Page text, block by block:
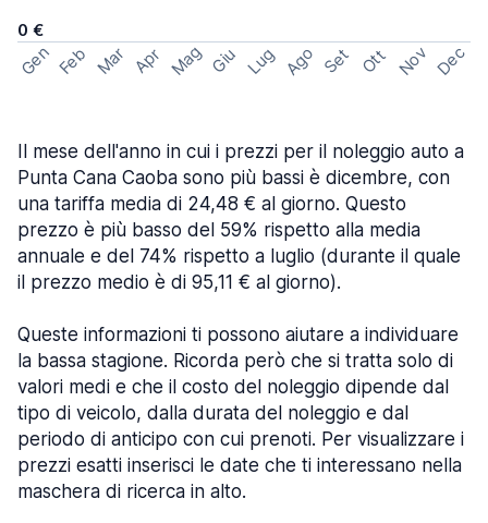
0 €
Gen Feb Mar Apr Mag Giu Lug Ago Set Ott Nov Dec
Il mese dell'anno in cui i prezzi per il noleggio auto a
Punta Cana Caoba sono più bassi è dicembre, con
una tariffa media di 24,48 € al giorno. Questo
prezzo è più basso del 59% rispetto alla media
annuale e del 74% rispetto a luglio (durante il quale
il prezzo medio è di 95,11 € al giorno).
Queste informazioni ti possono aiutare a individuare
la bassa stagione. Ricorda però che si tratta solo di
valori medi e che il costo del noleggio dipende dal
tipo di veicolo, dalla durata del noleggio e dal
periodo di anticipo con cui prenoti. Per visualizzare i
prezzi esatti inserisci le date che ti interessano nella
maschera di ricerca in alto.